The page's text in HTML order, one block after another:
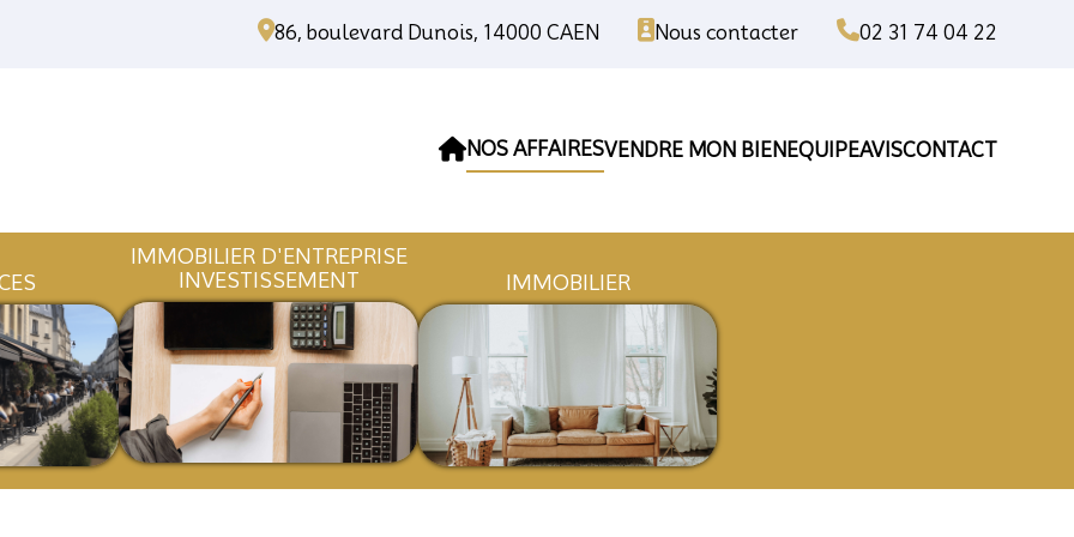
86, boulevard Dunois, 14000 CAEN Nous contacter 02 31 74 04 22
NOS AFFAIRESVENDRE MON BIEN EQUIPEAVISCONTACT
IMMOBILIER D'ENTREPRISE
INVESTISSEMENT IMMOBILIER